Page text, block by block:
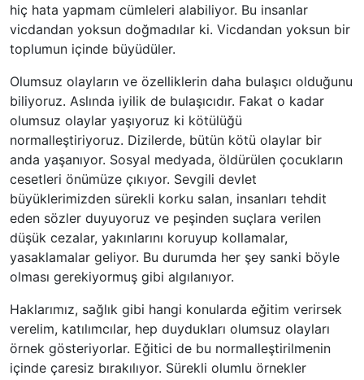
hiç hata yapmam cümleleri alabiliyor. Bu insanlar
vicdandan yoksun doğmadılar ki. Vicdandan yoksun bir
toplumun içinde büyüdüler.
Olumsuz olayların ve özelliklerin daha bulaşıcı olduğunu
biliyoruz. Aslında iyilik de bulaşıcıdır. Fakat o kadar
olumsuz olaylar yaşıyoruz ki kötülüğü
normalleştiriyoruz. Dizilerde, bütün kötü olaylar bir
anda yaşanıyor. Sosyal medyada, öldürülen çocukların
cesetleri önümüze çıkıyor. Sevgili devlet
büyüklerimizden sürekli korku salan, insanları tehdit
eden sözler duyuyoruz ve peşinden suçlara verilen
düşük cezalar, yakınlarını koruyup kollamalar,
yasaklamalar geliyor. Bu durumda her şey sanki böyle
olması gerekiyormuş gibi algılanıyor.
Haklarımız, sağlık gibi hangi konularda eğitim verirsek
verelim, katılımcılar, hep duydukları olumsuz olayları
örnek gösteriyorlar. Eğitici de bu normalleştirilmenin
içinde çaresiz bırakılıyor. Sürekli olumlu örnekler